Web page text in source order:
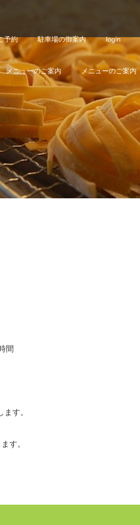
予約 駐車場の御案内 login
メニューのご案内 メニューのご案内
間
す。
す。